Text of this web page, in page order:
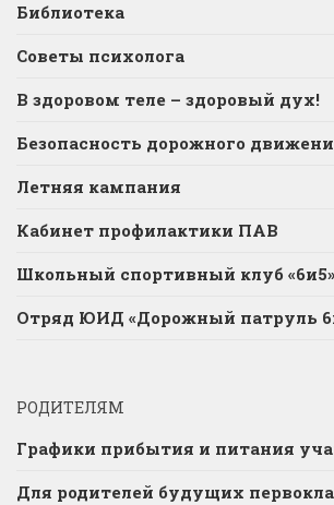
Библиотека
Советы психолога
В здоровом теле – здоровый дух!
Безопасность дорожного
Летняя кампания
Кабинет профилактики ПАВ
Школьный спортивный клуб «6и5»
Отряд ЮИД «Дорожный патруль
РОДИТЕЛЯМ
Графики прибытия и питания
Для родителей будущих